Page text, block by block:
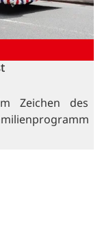
Zeichen des